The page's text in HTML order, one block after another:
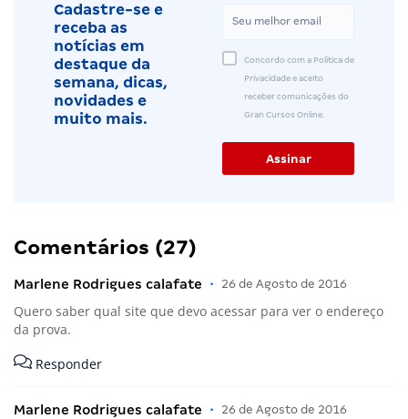
Cadastre-se e
receba as
notícias em
destaque da
semana, dicas,
novidades e
muito mais.
Concordo com a Política de
Privacidade e aceito
receber comunicações do
Gran Cursos Online.
Comentários (27)
Marlene Rodrigues calafate • 26 de Agosto de 2016
Quero saber qual site que devo acessar para ver o endereço
da prova.
Responder
Marlene Rodrigues calafate • 26 de Agosto de 2016